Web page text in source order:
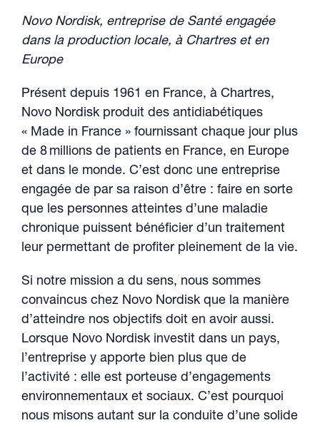
Novo Nordisk, entreprise de Santé engagée
dans la production locale, à Chartres et en
Europe
Présent depuis 1961 en France, à Chartres,
Novo Nordisk produit des antidiabétiques
« Made in France » fournissant chaque jour plus
de 8 millions de patients en France, en Europe
et dans le monde. C’est donc une entreprise
engagée de par sa raison d’être : faire en sorte
que les personnes atteintes d’une maladie
chronique puissent bénéficier d’un traitement
leur permettant de profiter pleinement de la vie.
Si notre mission a du sens, nous sommes
convaincus chez Novo Nordisk que la manière
d’atteindre nos objectifs doit en avoir aussi.
Lorsque Novo Nordisk investit dans un pays,
l’entreprise y apporte bien plus que de
l’activité : elle est porteuse d’engagements
environnementaux et sociaux. C’est pourquoi
nous misons autant sur la conduite d’une solide